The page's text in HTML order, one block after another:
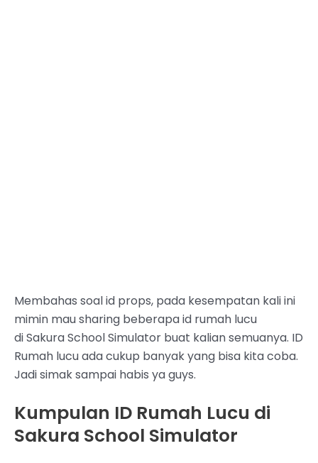
Membahas soal id props, pada kesempatan kali ini
mimin mau sharing beberapa id rumah lucu
di Sakura School Simulator buat kalian semuanya. ID
Rumah lucu ada cukup banyak yang bisa kita coba.
Jadi simak sampai habis ya guys.
Kumpulan ID Rumah Lucu di
Sakura School Simulator